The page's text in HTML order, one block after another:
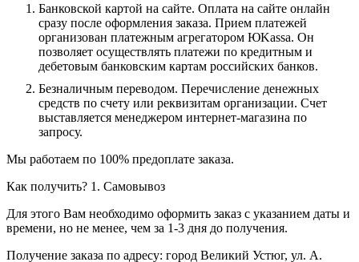
Банковской картой на сайте. Оплата на сайте онлайн
сразу после оформления заказа. Прием платежей
организован платежным агрегатором ЮKassa. Он
позволяет осуществлять платежи по кредитным и
дебетовым банковским картам российских банков.
Безналичным переводом. Перечисление денежных
средств по счету или реквизитам организации. Счет
выставляется менеджером интернет-магазина по
запросу.
Мы работаем по 100% предоплате заказа.
Как получить? 1. Самовывоз
Для этого Вам необходимо оформить заказ с указанием даты и
времени, но не менее, чем за 1-3 дня до получения.
Получение заказа по адресу: город Великий Устюг, ул. А.